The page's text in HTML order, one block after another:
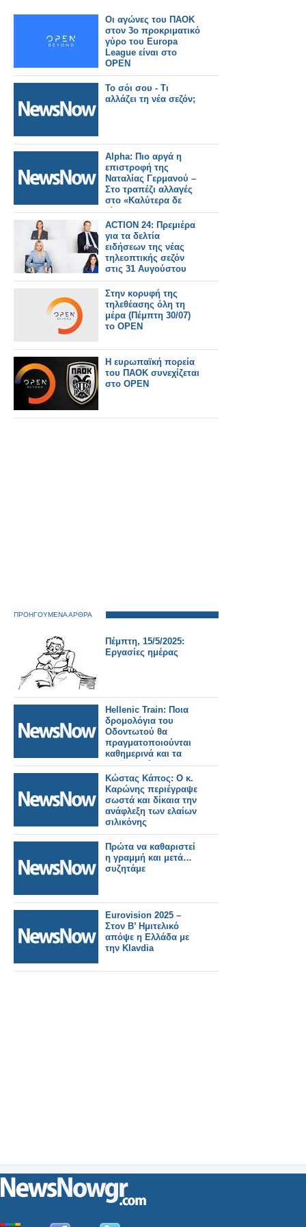
Οι αγώνες του ΠΑΟΚ
στον 3ο προκριματικό
γύρο του Europa
League είναι στο
OPEN
Το σόι σου - Τι
αλλάζει τη νέα σεζόν;
Alpha: Πιο αργά η
επιστροφή της
Ναταλίας Γερμανού –
Στο τραπέζι αλλαγές
στο «Καλύτερα δε
γίνεται»
ACTION 24: Πρεμιέρα
για τα δελτία
ειδήσεων της νέας
τηλεοπτικής σεζόν
στις 31 Αυγούστου
Στην κορυφή της
τηλεθέασης όλη τη
μέρα (Πέμπτη 30/07)
το OPEN
Η ευρωπαϊκή πορεία
του ΠΑΟΚ συνεχίζεται
στο OPEN
ΠΡΟΗΓΟΥΜΕΝΑ ΑΡΘΡΑ
Πέμπτη, 15/5/2025:
Εργασίες ημέρας
Hellenic Train: Ποια
δρομολόγια του
Οδοντωτού θα
πραγματοποιούνται
καθημερινά και τα
Σαββατοκύριακα
Κώστας Κάπος: Ο κ.
Καρώνης περιέγραψε
σωστά και δίκαια την
ανάφλεξη των ελαίων
σιλικόνης
Πρώτα να καθαριστεί
η γραμμή και μετά…
συζητάμε
Eurovision 2025 –
Στον B’ Ημιτελικό
απόψε η Ελλάδα με
την Klavdia